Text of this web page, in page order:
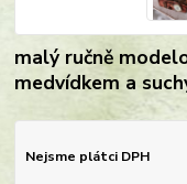
malý ručně
medvídkem a
Nejsme plátci DPH